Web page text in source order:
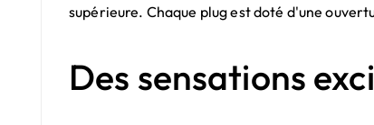
supérieure. Chaque plug est doté d'une
Des sensations